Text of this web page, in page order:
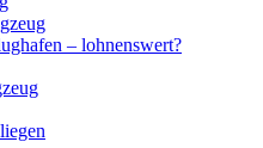
– lohnenswert?